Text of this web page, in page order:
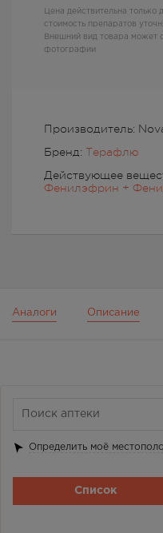
Производитель:
Бренд: Терафлю
Действующее
Фенилэфрин +
Цена действительна только
стоимость препаратов
Внешний вид товара может
фотографии
Аналоги Описание
Определить моё
Список